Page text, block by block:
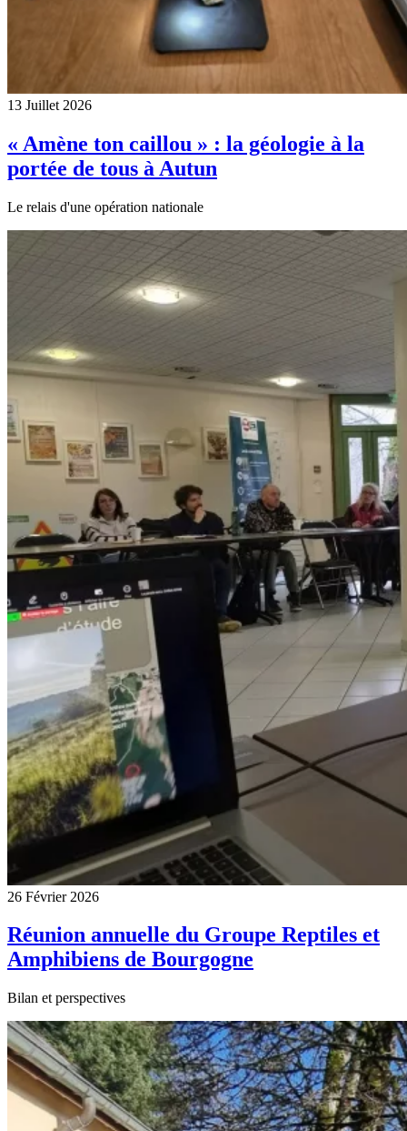
13 Juillet 2026
« Amène ton caillou » : la géologie à la
portée de tous à Autun
Le relais d'une opération nationale
26 Février 2026
Réunion annuelle du Groupe Reptiles et
Amphibiens de Bourgogne
Bilan et perspectives